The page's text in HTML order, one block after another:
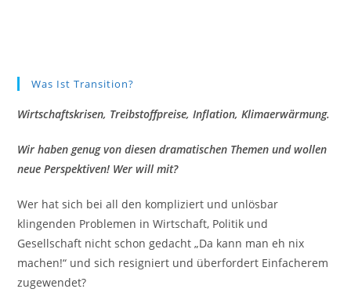
Was Ist Transition?
Wirtschaftskrisen, Treibstoffpreise, Inflation, Klimaerwärmung.
Wir haben genug von diesen dramatischen Themen und wollen
neue Perspektiven! Wer will mit?
Wer hat sich bei all den kompliziert und unlösbar
klingenden Problemen in Wirtschaft, Politik und
Gesellschaft nicht schon gedacht „Da kann man eh nix
machen!“ und sich resigniert und überfordert Einfacherem
zugewendet?